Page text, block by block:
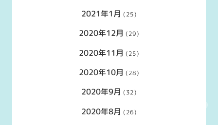
2021年1月 (25)
2020年12月 (29)
2020年11月 (25)
2020年10月 (28)
2020年9月 (32)
2020年8月 (26)